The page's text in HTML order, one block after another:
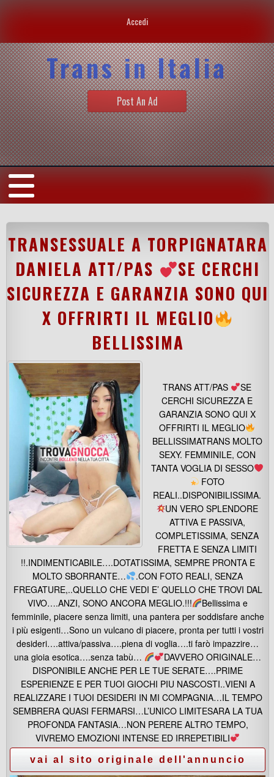
Accedi
Trans in Italia
Post An Ad
TRANSESSUALE A TORPIGNATARA
DANIELA ATT/PAS
SE CERCHI
SICUREZZA E GARANZIA SONO QUI
X OFFRIRTI IL MEGLIO
BELLISSIMA
TRANS ATT/PAS
SE
CERCHI SICUREZZA E
GARANZIA SONO QUI X
OFFRIRTI IL MEGLIO
BELLISSIMATRANS MOLTO
SEXY. FEMMINILE, CON
TANTA VOGLIA DI SESSO
FOTO
REALI..DISPONIBILISSIMA.
UN VERO SPLENDORE
ATTIVA E PASSIVA,
COMPLETISSIMA, SENZA
FRETTA E SENZA LIMITI
!!.INDIMENTICABILE….DOTATISSIMA, SEMPRE PRONTA E
MOLTO SBORRANTE…
.CON FOTO REALI, SENZA
FREGATURE,..QUELLO CHE VEDI E’ QUELLO CHE TROVI DAL
VIVO….ANZI, SONO ANCORA MEGLIO.!!!
Bellissima e
femminile, piacere senza limiti, una pantera per soddisfare anche
i più esigenti…Sono un vulcano di piacere, pronta per tutti i vostri
desideri….attiva/passiva….piena di voglia….ti farò impazzire…
una gioia esotica….senza tabù…
DAVVERO ORIGINALE…
DISPONIBILE ANCHE PER LE TUE SERATE….PRIME
ESPERIENZE E PER TUOI GIOCHI PIU NASCOSTI..VIENI A
REALIZZARE I TUOI DESIDERI IN MI COMPAGNIA…IL TEMPO
SEMBRERA QUASI FERMARSI…L’UNICO LIMITESARA LA TUA
PROFONDA FANTASIA…NON PERERE ALTRO TEMPO,
VIVREMO EMOZIONI INTENSE ED IRREPETIBILI